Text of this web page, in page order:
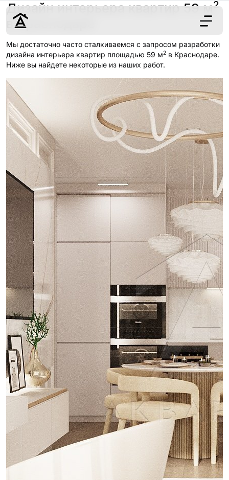
Дизайн
Ремонт
Цены
Наши работы
О нас
Контакты
г. Краснодар
8 (861) 945-12-
34
Обсудить
Дизайн интерьера квартир 59 м2
в Краснодаре
Мы достаточно часто сталкиваемся с запросом разработки
дизайна интерьера квартир площадью 59 м2 в Краснодаре.
Ниже вы найдете некоторые из наших работ.